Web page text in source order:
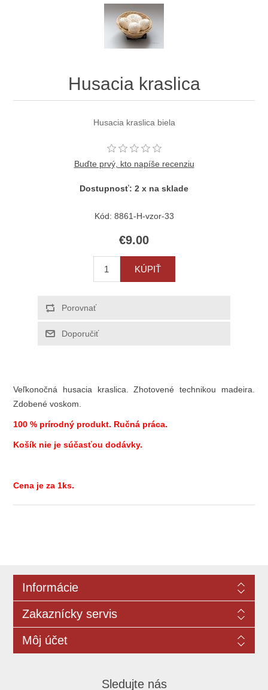
Husacia kraslica
Husacia kraslica biela
Buďte prvý, kto napíše recenziu
Dostupnosť: 2 x na sklade
Kód: 8861-H-vzor-33
€9.00
Veľkonočná husacia kraslica. Zhotovené technikou madeira.
Zdobené voskom.
100 % prírodný produkt. Ručná práca.
Košík nie je súčasťou dodávky.
Cena je za 1ks.
Informácie
Zakaznícky servis
Môj účet
Sledujte nás